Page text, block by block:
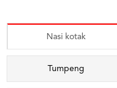
Nasi kotak
Tumpeng